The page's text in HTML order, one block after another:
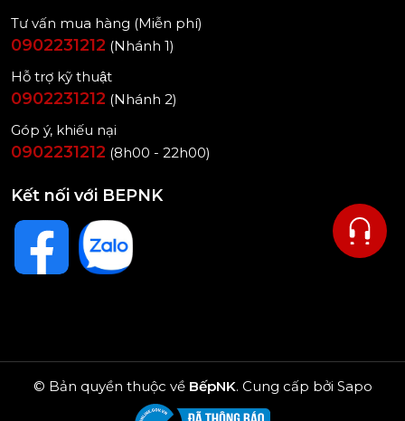
Tư vấn mua hàng (Miễn phí)
0902231212 (Nhánh 1)
Hỗ trợ kỹ thuật
0902231212 (Nhánh 2)
Góp ý, khiếu nại
0902231212 (8h00 - 22h00)
Kết nối với BEPNK
© Bản quyền thuộc về BếpNK. Cung cấp bởi Sapo